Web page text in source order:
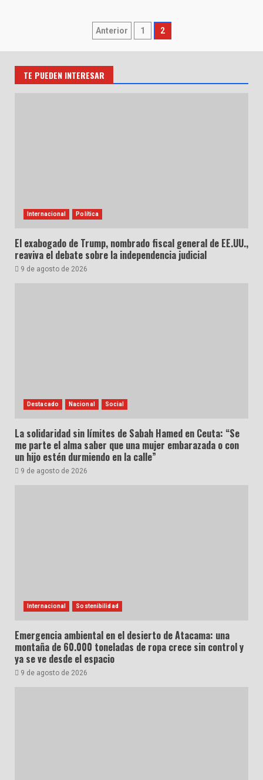
Paginación
de
entradas
Anterior 1 2
TE PUEDEN INTERESAR
Internacional Política
El exabogado de Trump, nombrado fiscal general de EE.UU.,
reaviva el debate sobre la independencia judicial
9 de agosto de 2026
Destacado Nacional Social
La solidaridad sin límites de Sabah Hamed en Ceuta: “Se
me parte el alma saber que una mujer embarazada o con
un hijo estén durmiendo en la calle”
9 de agosto de 2026
Internacional Sostenibilidad
Emergencia ambiental en el desierto de Atacama: una
montaña de 60.000 toneladas de ropa crece sin control y
ya se ve desde el espacio
9 de agosto de 2026